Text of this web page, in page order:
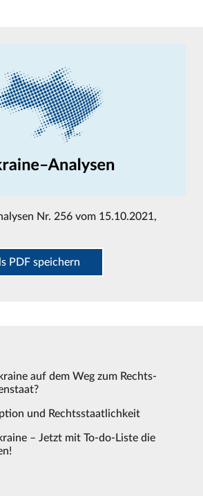
Nr. 256 vom 15.10.2021,
PDF speichern
auf dem Weg zum Rechts-
und Rechtsstaatlichkeit
– Jetzt mit To-do-Liste die